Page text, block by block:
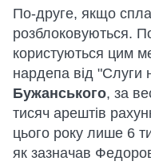
По-друге, якщо
розблоковуються.
користуються цим
нардепа від "Слуги
Бужанського, за
тисяч арештів
цього року лише 6
як зазначав